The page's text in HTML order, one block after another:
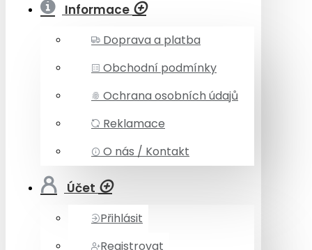
Informace
Doprava a platba
Obchodní podmínky
Ochrana osobních údajů
Reklamace
O nás / Kontakt
Účet
Přihlásit
Registrovat